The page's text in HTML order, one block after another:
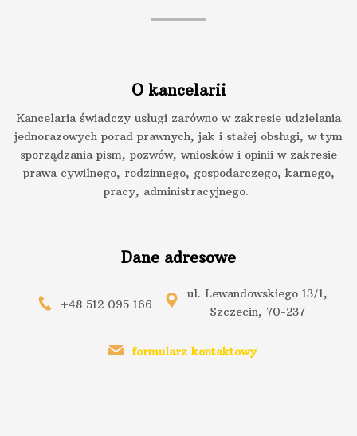
O kancelarii
Kancelaria świadczy usługi zarówno w zakresie udzielania
jednorazowych porad prawnych, jak i stałej obsługi, w tym
sporządzania pism, pozwów, wniosków i opinii w zakresie
prawa cywilnego, rodzinnego, gospodarczego, karnego,
pracy, administracyjnego.
Dane adresowe
+48 512 095 166
ul. Lewandowskiego 13/1,
Szczecin, 70-237
formularz kontaktowy